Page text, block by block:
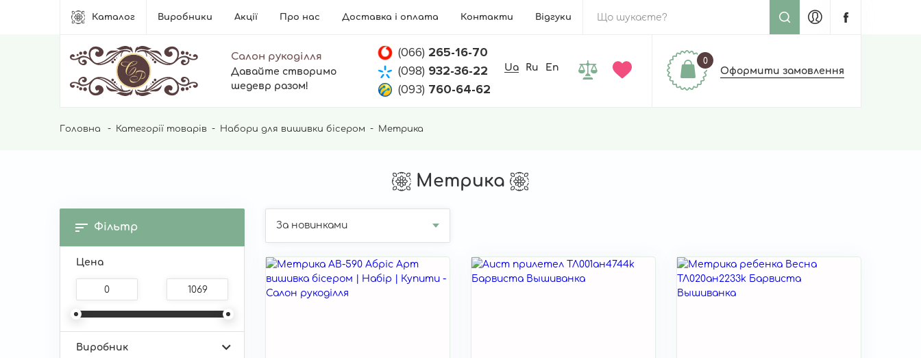
Каталог
Основна
Виробники Акції Про нас Доставка і оплата Контакти Відгуки
Салон рукоділля
Давайте створимо
шедевр разом!
(066) 265-16-70
(098) 932-36-22
(093) 760-64-62
Ua Ru En
0
Оформити замовлення
Рядок
Головна Категорії товарів Набори для вишивки бісером Метрика
Метрика
Фільтр
Цена
Виробник